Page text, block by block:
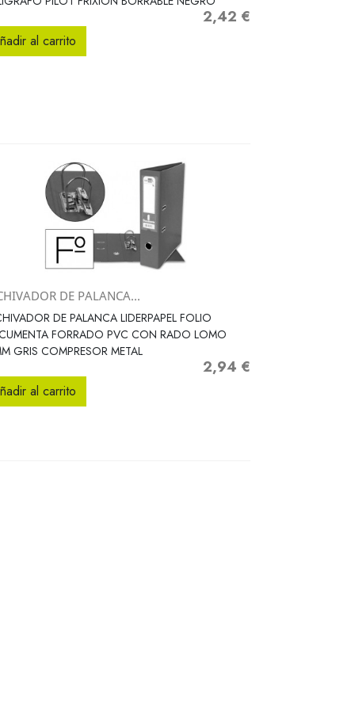
Precio
2,42 €
al carrito
 Vista rápida
DE PALANCA...
DE PALANCA LIDERPAPEL FOLIO
FORRADO PVC CON RADO LOMO
GRIS COMPRESOR METAL
Precio
2,94 €
al carrito